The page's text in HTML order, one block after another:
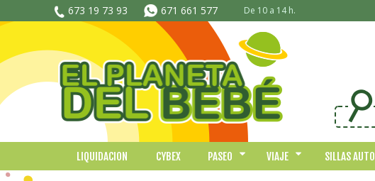
673 19 73 93 671 661 577 De 10 a 14 h.
LIQUIDACION CYBEX PASEO VIAJE SILLAS AUTO